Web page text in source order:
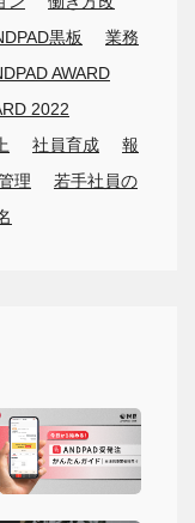
黒板
業務
AWARD
2022
社員育成
報
理
若手社員の